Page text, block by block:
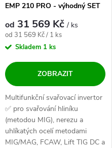
EMP 210 PRO - výhodný SET
od 31 569 Kč/ ks
Měrná cena:
od 31 569 Kč / 1 ks
Skladem 1 ks
ZOBRAZIT
Multifunkční svařovací invertor
✅ pro svařování hliníku
(metodou MIG), nerezu a
uhlíkatých ocelí metodami
MIG/MAG, FCAW, Lift TIG DC a